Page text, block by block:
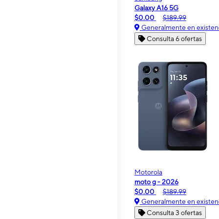
Galaxy A16 5G
$0.00
$189.99
Generalmente en
Consulta 6 ofertas
Motorola
moto g - 2026
$0.00
$189.99
Generalmente en
Consulta 3 ofertas